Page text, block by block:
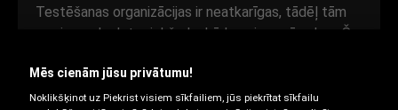
Testēšanas organizācijas ir neatkarīgas, tādēļ tām
nav iemeslu dot priekšroku kādam riepu zīmolam. Šo
sniegumu, ar kādu varat rēķināties. Tie var palīdzēt
izvēlēties riepas, kas atbilst jūsu cenu diapazonam
Mēs cienām jūsu privātumu!
Noklikšķinot uz Piekrist visiem sīkfailiem, jūs piekrītat sīkfailu